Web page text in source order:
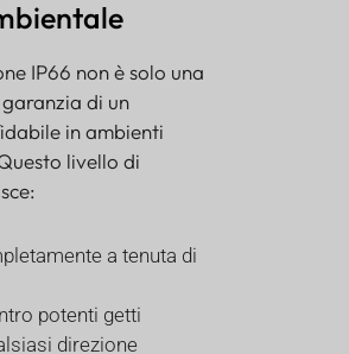
IP66 non è solo una
di un
in ambienti
livello di
a tenuta di
potenti getti
direzione